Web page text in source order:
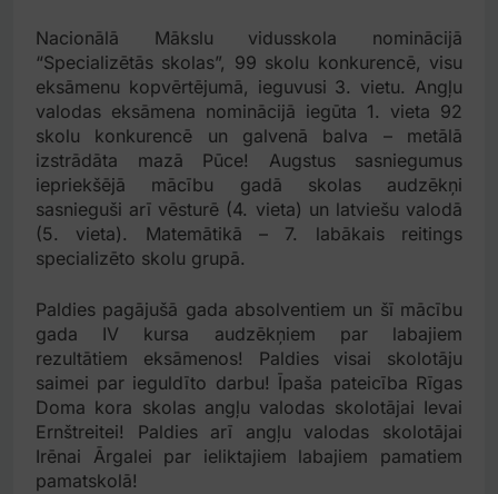
Nacionālā Mākslu vidusskola nominācijā
“Specializētās skolas”, 99 skolu konkurencē, visu
eksāmenu kopvērtējumā, ieguvusi 3. vietu. Angļu
valodas eksāmena nominācijā iegūta 1. vieta 92
skolu konkurencē un galvenā balva – metālā
izstrādāta mazā Pūce! Augstus sasniegumus
iepriekšējā mācību gadā skolas audzēkņi
sasnieguši arī vēsturē (4. vieta) un latviešu valodā
(5. vieta). Matemātikā – 7. labākais reitings
specializēto skolu grupā.
Paldies pagājušā gada absolventiem un šī mācību
gada IV kursa audzēkņiem par labajiem
rezultātiem eksāmenos! Paldies visai skolotāju
saimei par ieguldīto darbu! Īpaša pateicība Rīgas
Doma kora skolas angļu valodas skolotājai Ievai
Ernštreitei! Paldies arī angļu valodas skolotājai
Irēnai Ārgalei par ieliktajiem labajiem pamatiem
pamatskolā!